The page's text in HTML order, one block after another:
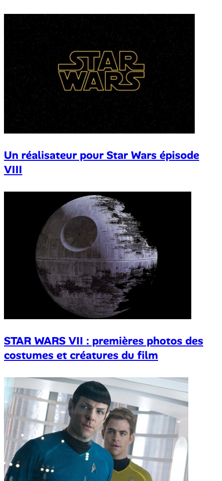
Un réalisateur pour Star Wars épisode
VIII
STAR WARS VII : premières photos des
costumes et créatures du film